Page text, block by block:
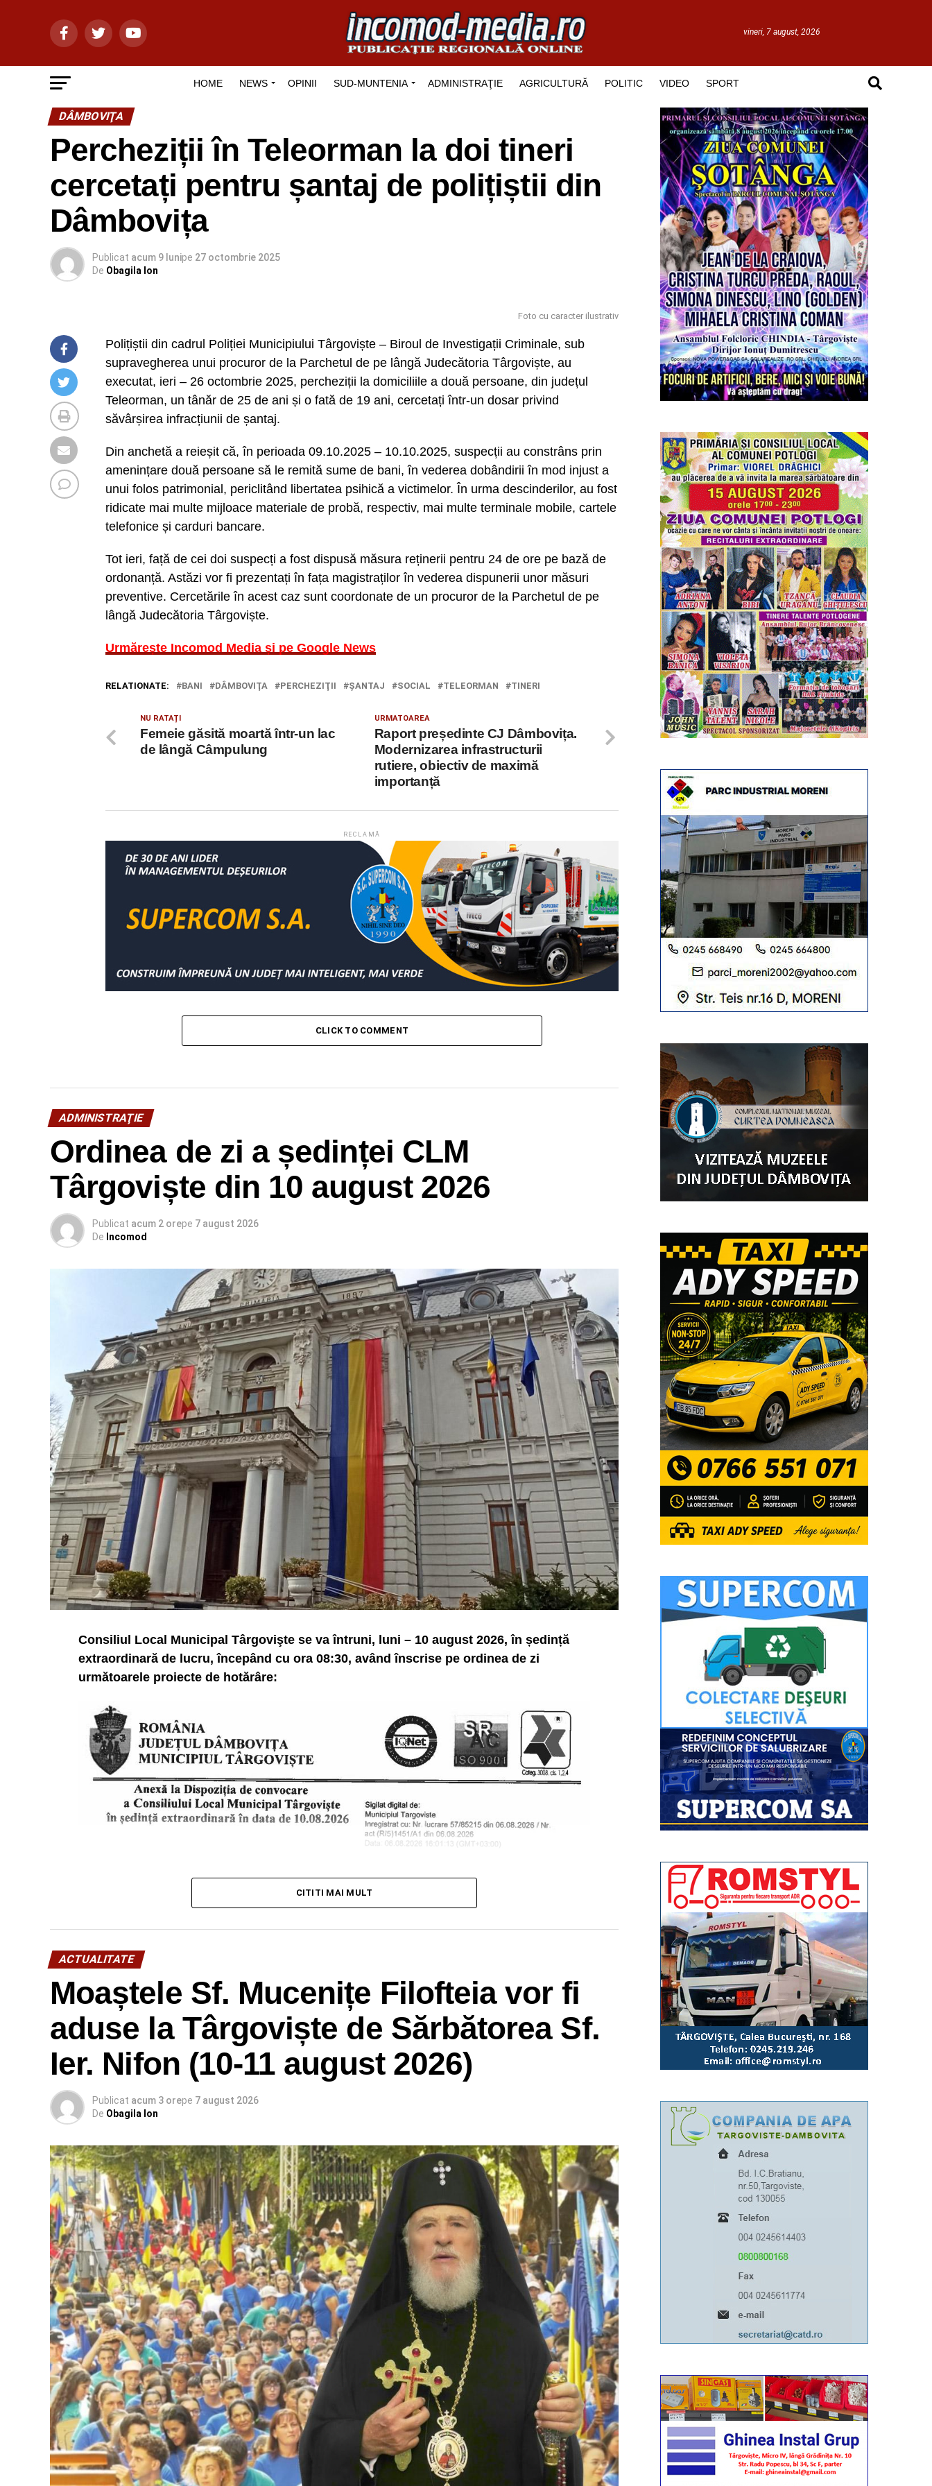
vineri, 7 august, 2026
HOME NEWS OPINII SUD-MUNTENIA ADMINISTRAŢIE AGRICULTURĂ POLITIC VIDEO SPORT
DÂMBOVIŢA
Percheziții în Teleorman la doi tineri
cercetați pentru șantaj de polițiștii din
Dâmbovița
Publicat acum 9 lunipe 27 octombrie 2025
De Obagila Ion
Foto cu caracter ilustrativ
Polițiștii din cadrul Poliției Municipiului Târgoviște – Biroul de Investigații Criminale, sub
supravegherea unui procuror de la Parchetul de pe lângă Judecătoria Târgoviște, au
executat, ieri – 26 octombrie 2025, percheziții la domiciliile a două persoane, din județul
Teleorman, un tânăr de 25 de ani și o fată de 19 ani, cercetați într-un dosar privind
săvârșirea infracțiunii de șantaj.
Din anchetă a reieșit că, în perioada 09.10.2025 – 10.10.2025, suspecții au constrâns prin
amenințare două persoane să le remită sume de bani, în vederea dobândirii în mod injust a
unui folos patrimonial, periclitând libertatea psihică a victimelor. În urma descinderilor, au fost
ridicate mai multe mijloace materiale de probă, respectiv, mai multe terminale mobile, cartele
telefonice și carduri bancare.
Tot ieri, față de cei doi suspecți a fost dispusă măsura reținerii pentru 24 de ore pe bază de
ordonanță. Astăzi vor fi prezentați în fața magistraților în vederea dispunerii unor măsuri
preventive. Cercetările în acest caz sunt coordonate de un procuror de la Parchetul de pe
lângă Judecătoria Târgoviște.
Urmărește Incomod Media și pe Google News
RELATIONATE: BANI DÂMBOVIŢA PERCHEZIŢII ŞANTAJ SOCIAL TELEORMAN TINERI
URMATOAREA
Raport președinte CJ Dâmbovița.
Modernizarea infrastructurii
rutiere, obiectiv de maximă
importanță
NU RATAȚI
Femeie găsită moartă într-un lac
de lângă Câmpulung
RECLAMĂ
CLICK TO COMMENT
ADMINISTRAŢIE
Ordinea de zi a ședinței CLM
Târgoviște din 10 august 2026
Publicat acum 2 orepe 7 august 2026
De Incomod
Consiliul Local Municipal Târgovişte se va întruni, luni – 10 august 2026, în ședință
extraordinară de lucru, începând cu ora 08:30, având înscrise pe ordinea de zi
următoarele proiecte de hotărâre:
Urmărește Incomod Media și pe Google News
CITITI MAI MULT
ACTUALITATE
Moaștele Sf. Mucenițe Filofteia vor fi
aduse la Târgoviște de Sărbătorea Sf.
Ier. Nifon (10-11 august 2026)
Publicat acum 3 orepe 7 august 2026
De Obagila Ion